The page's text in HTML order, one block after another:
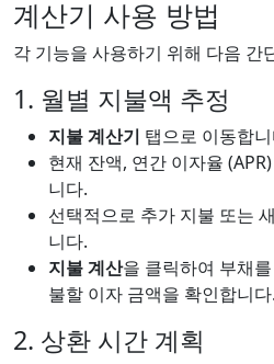
계산기 사용 방법
각 기능을 사용하기 위해 다음 간
1. 월별 지불액 추정
지불 계산기 탭으로 이동합
현재 잔액, 연간 이자율
니다.
선택적으로 추가 지불 또는
니다.
지불 계산을 클릭하여 부채
불할 이자 금액을 확인합니다.
2. 상환 시간 계획